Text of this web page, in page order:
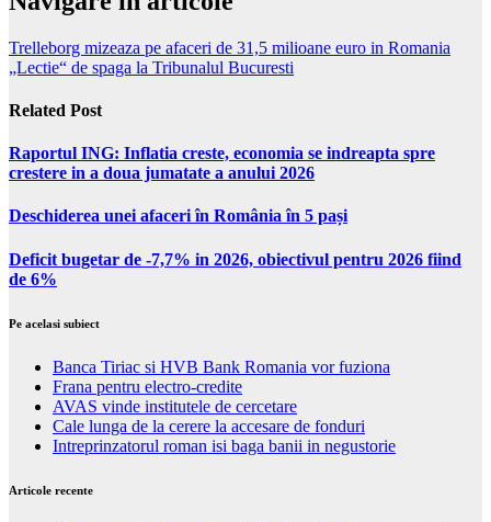
Trelleborg mizeaza pe afaceri de 31,5 milioane euro in Romania
„Lectie“ de spaga la Tribunalul Bucuresti
Related Post
Raportul ING: Inflatia creste, economia se indreapta spre
crestere in a doua jumatate a anului 2026
Deschiderea unei afaceri în România în 5 pași
Deficit bugetar de -7,7% in 2026, obiectivul pentru 2026 fiind
de 6%
Pe acelasi subiect
Banca Tiriac si HVB Bank Romania vor fuziona
Frana pentru electro-credite
AVAS vinde institutele de cercetare
Cale lunga de la cerere la accesare de fonduri
Intreprinzatorul roman isi baga banii in negustorie
Articole recente